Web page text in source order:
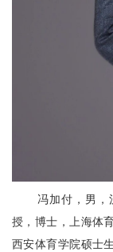
冯加付，男，
授，博士，上海体
西安体育学院硕士